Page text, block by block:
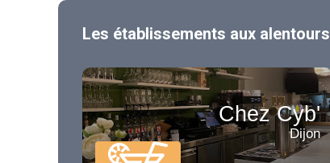
Les établissements aux alentours
Chez Cyb'
Dijon